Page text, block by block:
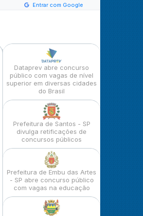
Entrar com Google
Dataprev abre concurso
público com vagas de nível
superior em diversas cidades
do Brasil
Prefeitura de Santos - SP
divulga retificações de
concursos públicos
Prefeitura de Embu das Artes
- SP abre concurso público
com vagas na educação